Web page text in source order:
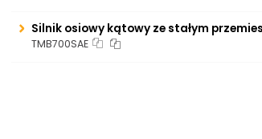
Silnik osiowy kątowy ze stałym
TMB700SAE